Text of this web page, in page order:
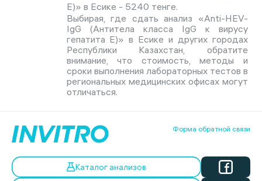
Е)» в Есике - 5240 тенге.
Выбирая, где сдать анализ «Anti-HEV-
IgG (Антитела класса IgG к вирусу
гепатита Е)» в Есике и других городах
Республики Казахстан, обратите
внимание, что стоимость, методы и
сроки выполнения лабораторных тестов в
региональных медицинских офисах могут
отличаться.
Форма обратной связи
Каталог анализов